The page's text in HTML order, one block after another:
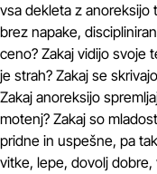
vsa dekleta z anoreksijo
brez napake,
ceno? Zakaj vidijo svoje
je strah? Zakaj se
Zakaj anoreksijo
motenj? Zakaj so
pridne in uspešne, pa
vitke, lepe, dovolj dobre,